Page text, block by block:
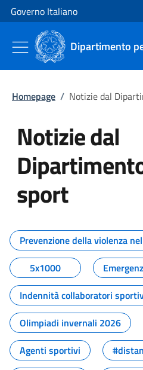
Vai al contenuto
Vai alla navigazione del sito
Governo Italiano
Dipartimento
Homepage / Notizie dal
Notizie dal
sport
Tutti i contenuti
Prevenzione della violenza
5x1000
Indennità collaboratori
Olimpiadi invernali 2026
Agenti sportivi